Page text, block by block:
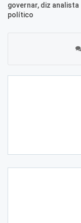
governar, diz analista
político